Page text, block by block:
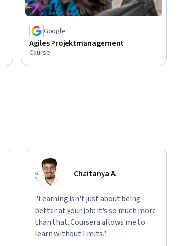
Google
Agiles Projektmanagement
Course
Chaitanya A.
"Learning isn't just about being
better at your job: it's so much more
than that. Coursera allows me to
learn without limits."